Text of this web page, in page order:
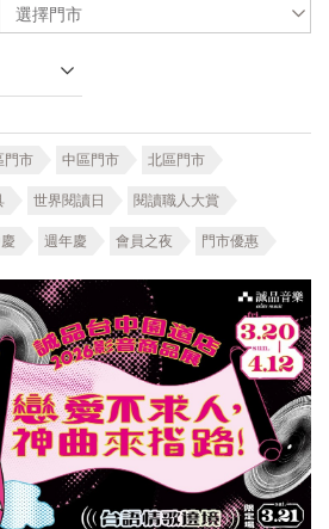
選擇門市
門市 中區門市 北區門市
世界閱讀日 閱讀職人大賞
週年慶 會員之夜 門市優惠